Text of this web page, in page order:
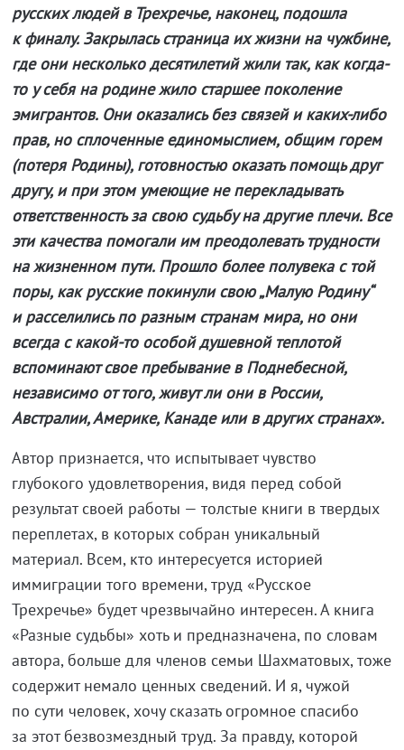
русских людей в Трехречье, наконец, подошла
к финалу. Закрылась страница их жизни на чужбине,
где они несколько десятилетий жили так, как когда-
то у себя на родине жило старшее поколение
эмигрантов. Они оказались без связей и каких-либо
прав, но сплоченные единомыслием, общим горем
(потеря Родины), готовностью оказать помощь друг
другу, и при этом умеющие не перекладывать
ответственность за свою судьбу на другие плечи. Все
эти качества помогали им преодолевать трудности
на жизненном пути. Прошло более полувека с той
поры, как русские покинули свою „Малую Родину“
и расселились по разным странам мира, но они
всегда с какой-то особой душевной теплотой
вспоминают свое пребывание в Поднебесной,
независимо от того, живут ли они в России,
Австралии, Америке, Канаде или в других странах».
Автор признается, что испытывает чувство
глубокого удовлетворения, видя перед собой
результат своей работы — толстые книги в твердых
переплетах, в которых собран уникальный
материал. Всем, кто интересуется историей
иммиграции того времени, труд «Русское
Трехречье» будет чрезвычайно интересен. А книга
«Разные судьбы» хоть и предназначена, по словам
автора, больше для членов семьи Шахматовых, тоже
содержит немало ценных сведений. И я, чужой
по сути человек, хочу сказать огромное спасибо
за этот безвозмездный труд. За правду, которой